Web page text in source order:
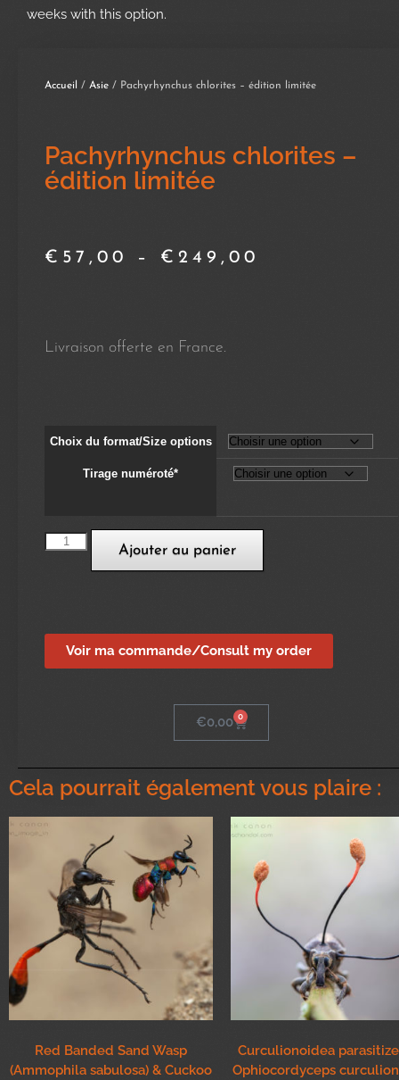
weeks with this option.
Accueil / Asie / Pachyrhynchus chlorites – édition limitée
Pachyrhynchus chlorites –
édition limitée
€ 57,00 – € 249,00
Livraison offerte en France.
Choix du format/Size options
Tirage numéroté*
Ajouter au panier
Voir ma commande/Consult my order
€0,00 0
Cela pourrait également vous plaire :
Red Banded Sand Wasp
(Ammophila sabulosa) & Cuckoo
Curculionoidea
Ophiocordyceps